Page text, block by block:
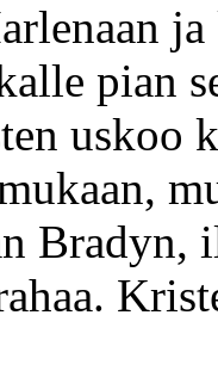
pian
uskoo
Bradyn,